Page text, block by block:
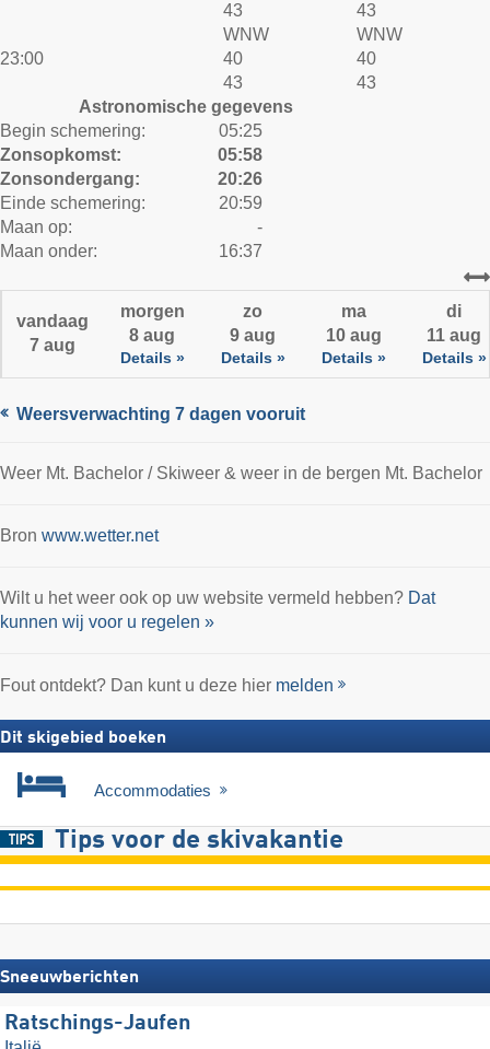
43 43
23:00
WNW
40
43
WNW
40
43
Astronomische gegevens
Begin schemering:
Zonsopkomst:
Zonsondergang:
Einde schemering:
05:25
05:58
20:26
20:59
Maan op:
Maan onder:
-
16:37
vandaag
7 aug
morgen
8 aug
Details »
zo
9 aug
Details »
ma
10 aug
Details »
di
11 aug
Details »
Weersverwachting 7 dagen vooruit
Weer Mt. Bachelor / Skiweer & weer in de bergen Mt. Bachelor
Bron www.wetter.net
Wilt u het weer ook op uw website vermeld hebben? Dat
kunnen wij voor u regelen »
Fout ontdekt? Dan kunt u deze hier melden
Dit skigebied boeken
Accommodaties
Tips voor de skivakantie
Sneeuwberichten
Ratschings-Jaufen